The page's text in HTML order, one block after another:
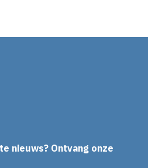
nieuws? Ontvang onze